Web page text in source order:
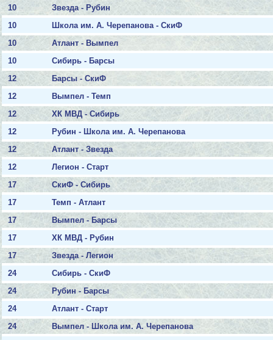
10
Звезда - Рубин
10
Школа им. А. Черепанова - СкиФ
10
Атлант - Вымпел
10
Сибирь - Барсы
12
Барсы - СкиФ
12
Вымпел - Темп
12
ХК МВД - Сибирь
12
Рубин - Школа им. А. Черепанова
12
Атлант - Звезда
12
Легион - Старт
17
СкиФ - Сибирь
17
Темп - Атлант
17
Вымпел - Барсы
17
ХК МВД - Рубин
17
Звезда - Легион
24
Сибирь - СкиФ
24
Рубин - Барсы
24
Атлант - Старт
24
Вымпел - Школа им. А. Черепанова